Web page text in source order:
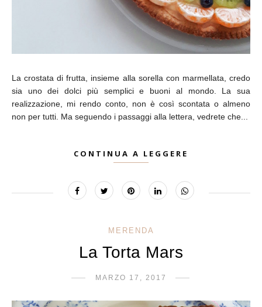
La crostata di frutta, insieme alla sorella con marmellata, credo
sia uno dei dolci più semplici e buoni al mondo. La sua
realizzazione, mi rendo conto, non è così scontata o almeno
non per tutti. Ma seguendo i passaggi alla lettera, vedrete che...
CONTINUA A LEGGERE
MERENDA
La Torta Mars
MARZO 17, 2017